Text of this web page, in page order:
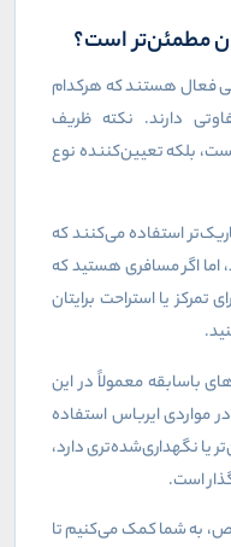
مطمئن‌تر است؟
فعال هستند که هرکدام
دارند. نکته ظریف
بلکه تعیین‌کننده نوع
استفاده می‌کنند که
اما اگر مسافری هستید که
یا استراحت برایتان
باسابقه معمولاً در این
در مواردی ایرباس استفاده
یا نگهداری‌شده‌تری دارد،
است.
به شما کمک می‌کنیم تا